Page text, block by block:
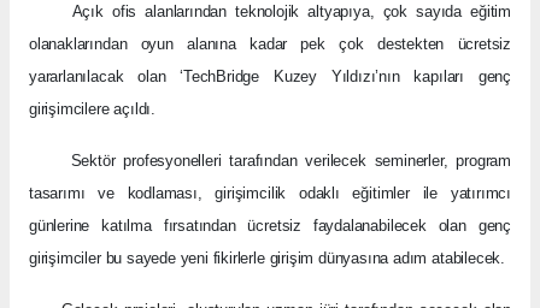
Açık ofis alanlarından teknolojik altyapıya, çok sayıda eğitim
olanaklarından oyun alanına kadar pek çok destekten ücretsiz
yararlanılacak olan ‘TechBridge Kuzey Yıldızı’nın kapıları genç
girişimcilere açıldı.
Sektör profesyonelleri tarafından verilecek seminerler, program
tasarımı ve kodlaması, girişimcilik odaklı eğitimler ile yatırımcı
günlerine katılma fırsatından ücretsiz faydalanabilecek olan genç
girişimciler bu sayede yeni fikirlerle girişim dünyasına adım atabilecek.